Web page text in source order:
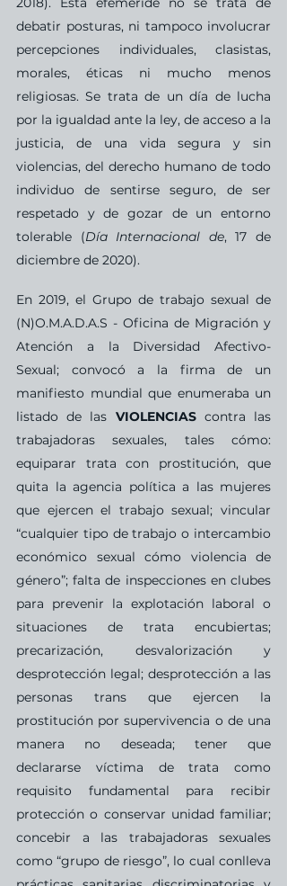
debatir posturas, ni tampoco involucrar
percepciones individuales, clasistas,
morales, éticas ni mucho menos
religiosas. Se trata de un día de lucha
por la igualdad ante la ley, de acceso a la
justicia, de una vida segura y sin
violencias, del derecho humano de todo
individuo de sentirse seguro, de ser
respetado y de gozar de un entorno
tolerable (Día Internacional de, 17 de
diciembre de 2020).
En 2019, el Grupo de trabajo sexual de
(N)O.M.A.D.A.S - Oficina de Migración y
Atención a la Diversidad Afectivo-
Sexual; convocó a la firma de un
manifiesto mundial que enumeraba un
listado de las VIOLENCIAS contra las
trabajadoras sexuales, tales cómo:
equiparar trata con prostitución, que
quita la agencia política a las mujeres
que ejercen el trabajo sexual; vincular
“cualquier tipo de trabajo o intercambio
económico sexual cómo violencia de
género”; falta de inspecciones en clubes
para prevenir la explotación laboral o
situaciones de trata encubiertas;
precarización, desvalorización y
desprotección legal; desprotección a las
personas trans que ejercen la
prostitución por supervivencia o de una
manera no deseada; tener que
declararse víctima de trata como
requisito fundamental para recibir
protección o conservar unidad familiar;
concebir a las trabajadoras sexuales
como “grupo de riesgo”, lo cual conlleva